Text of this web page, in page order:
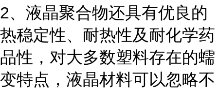
2、液晶聚合物还具有优良的
热稳定性、耐热性及耐化学药
品性，对大多数塑料存在的蠕
变特点，液晶材料可以忽略不